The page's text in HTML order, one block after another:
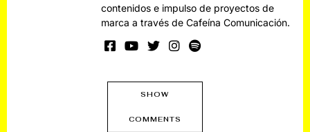
contenidos e impulso de proyectos de
marca a través de Cafeína Comunicación.
SHOW
COMMENTS